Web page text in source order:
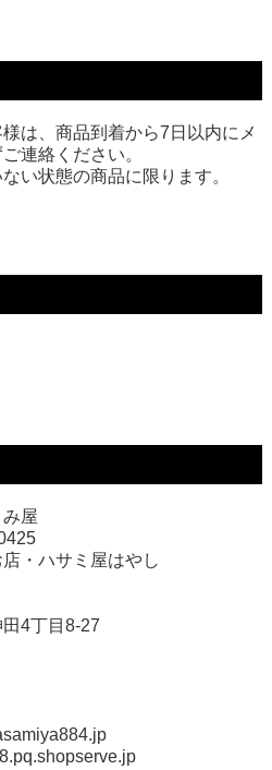
は、商品到着から7日以内にメ
連絡ください。
い状態の商品に限ります。
屋
・ハサミ屋はやし
4丁目8-27